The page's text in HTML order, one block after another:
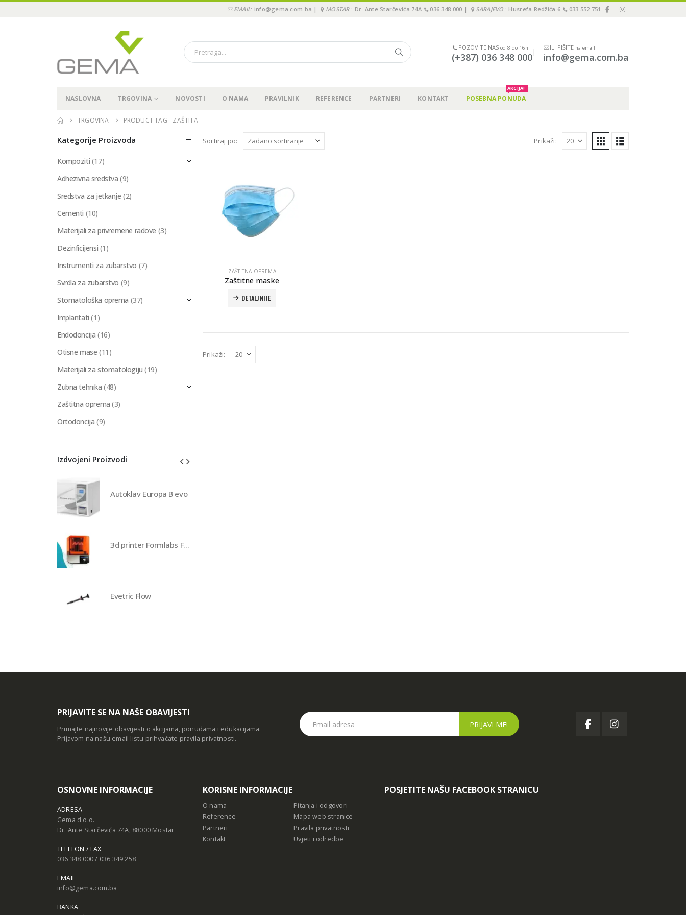
EMAIL: info@gema.com.ba | MOSTAR: Dr. Ante Starčevića 74A 036 348 000 | SARAJEVO : Husrefa Redžića 6 033 552 751
POZOVITE NAS od 8 do 16h
(+387) 036 348 000|
ILI PIŠITE na email
info@gema.com.ba
NASLOVNA TRGOVINA NOVOSTI O NAMA PRAVILNIK REFERENCE PARTNERI KONTAKT POSEBNA PONUDA
AKCIJA!
TRGOVINA PRODUCT TAG - ZAŠTITA
Sortiraj po: Prikaži:
ZAŠTITNA OPREMA
Zaštitne maske
DETALJNIJE
Prikaži:
Kategorije Proizvoda
Kompoziti (17)
Adhezivna sredstva (9)
Sredstva za jetkanje (2)
Cementi (10)
Materijali za privremene radove (3)
Dezinficijensi (1)
Instrumenti za zubarstvo (7)
Svrdla za zubarstvo (9)
Stomatološka oprema (37)
Implantati (1)
Endodoncija (16)
Otisne mase (11)
Materijali za stomatologiju (19)
Zubna tehnika (48)
Zaštitna oprema (3)
Ortodoncija (9)
Izdvojeni Proizvodi
Autoklav Europa B evo
3d printer Formlabs Form 4b
Evetric Flow
PRIJAVITE SE NA NAŠE OBAVIJESTI
Primajte najnovije obavijesti o akcijama, ponudama i edukacijama.
Prijavom na našu email listu prihvaćate pravila privatnosti.
OSNOVNE INFORMACIJE
ADRESA
Gema d.o.o.
Dr. Ante Starčevića 74A, 88000 Mostar
TELEFON / FAX
036 348 000 / 036 349 258
EMAIL
info@gema.com.ba
BANKA
KORISNE INFORMACIJE
O nama
Reference
Partneri
Kontakt
Pitanja i odgovori
Mapa web stranice
Pravila privatnosti
Uvjeti i odredbe
POSJETITE NAŠU FACEBOOK STRANICU